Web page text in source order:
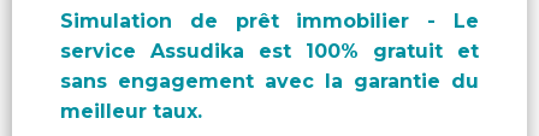
Simulation de prêt immobilier - Le
service Assudika est 100% gratuit et
sans engagement avec la garantie du
meilleur taux.